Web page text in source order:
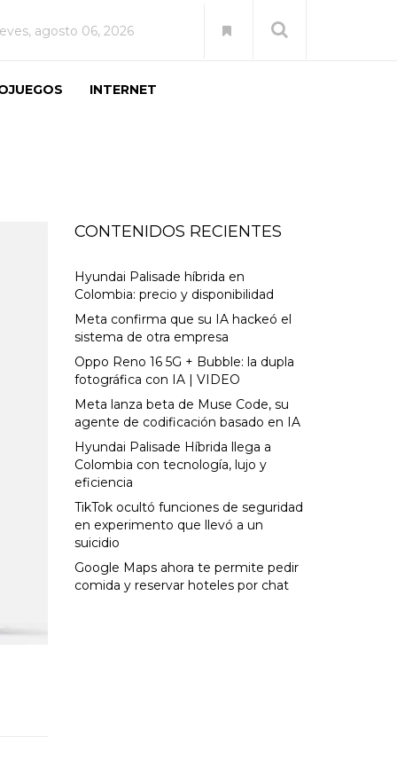
agosto 06, 2026
INTERNET
CONTENIDOS RECIENTES
Hyundai Palisade híbrida en
Colombia: precio y disponibilidad
Meta confirma que su IA hackeó el
sistema de otra empresa
Oppo Reno 16 5G + Bubble: la dupla
fotográfica con IA | VIDEO
Meta lanza beta de Muse Code, su
agente de codificación basado en IA
Hyundai Palisade Híbrida llega a
Colombia con tecnología, lujo y
eficiencia
TikTok ocultó funciones de seguridad
en experimento que llevó a un
suicidio
Google Maps ahora te permite pedir
comida y reservar hoteles por chat